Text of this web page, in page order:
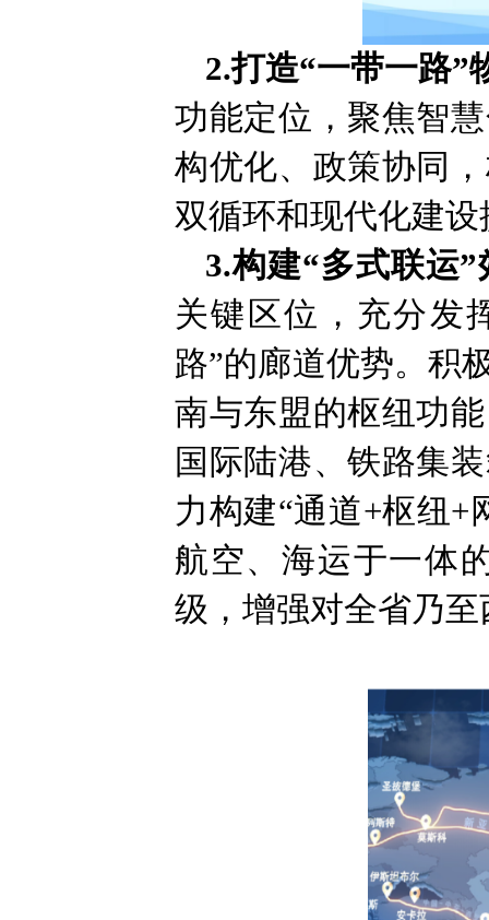
2.打造“一带一路”
功能定位，聚焦智
构优化、政策协同
双循环和现代化建
3.构建“多式联运
关键区位，充分发
路”的廊道优势。积
南与东盟的枢纽功
国际陆港、铁路集
力构建“通道+枢纽+
航空、海运于一体
级，增强对全省乃